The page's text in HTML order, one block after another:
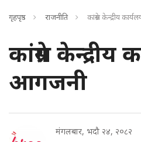
गृहपृष्ठ राजनीति कांग्रेस केन्द्रीय
कांग्रेस केन्द्रीय
आगजनी
मंगलबार, भदौ २४, २०८२